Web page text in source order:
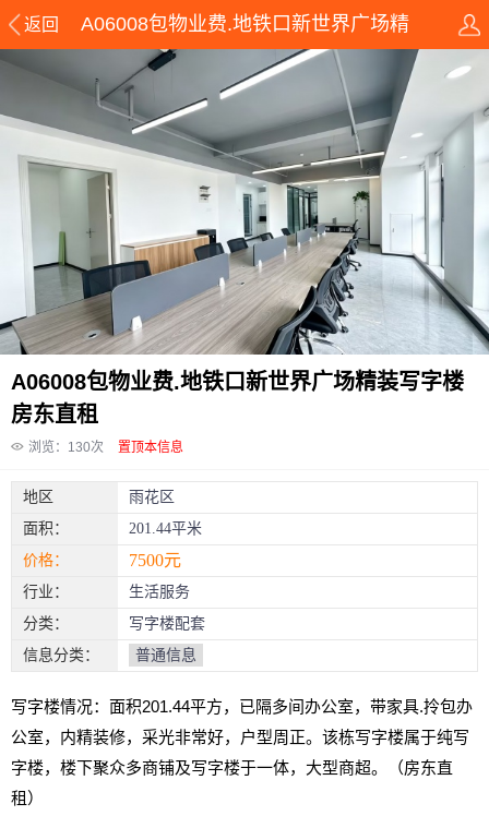
返回 A06008包物业费.地铁口新世界广场精
装写字楼房东直租
A06008包物业费.地铁口新世界广场精装写字楼
房东直租
浏览： 130次 置顶本信息
地区
雨花区
面积：
201.44平米
价格：
7500元
行业：
生活服务
分类：
写字楼配套
信息分类：
普通信息
写字楼情况：面积201.44平方，已隔多间办公室，带家具.拎包办
公室，内精装修，采光非常好，户型周正。该栋写字楼属于纯写
字楼，楼下聚众多商铺及写字楼于一体，大型商超。（房东直
租）